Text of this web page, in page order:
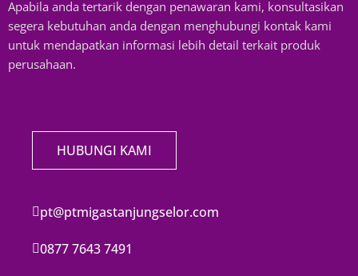
Apabila anda tertarik dengan penawaran kami, konsultasikan
segera kebutuhan anda dengan menghubungi kontak kami
untuk mendapatkan informasi lebih detail terkait produk
perusahaan.
HUBUNGI KAMI
pt@ptmigastanjungselor.com
0877 7643 7491